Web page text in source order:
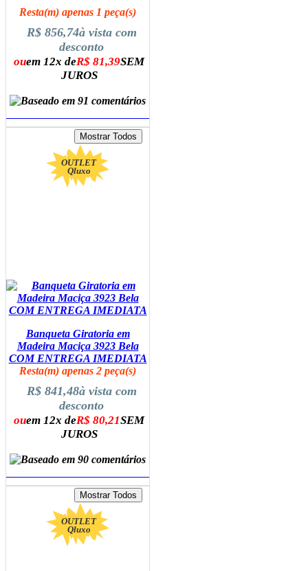
Resta(m) apenas 1 peça(s)
R$ 856,74à vista com
desconto
ouem 12x deR$ 81,39SEM
JUROS
OUTLET
Qluxo
Banqueta Giratoria em
Madeira Maciça 3923 Bela
COM ENTREGA IMEDIATA
Resta(m) apenas 2 peça(s)
R$ 841,48à vista com
desconto
ouem 12x deR$ 80,21SEM
JUROS
OUTLET
Qluxo